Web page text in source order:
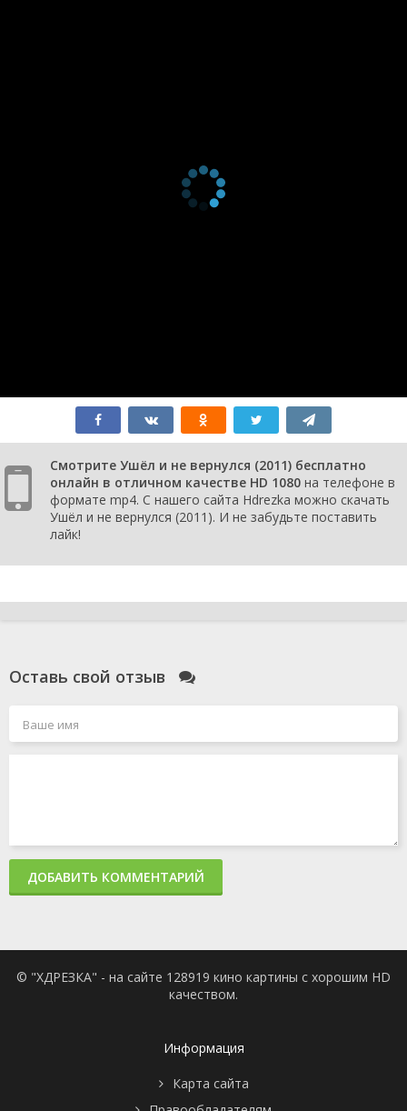
Смотрите Ушёл и не вернулся (2011) бесплатно
онлайн в отличном качестве HD 1080 на телефоне в
формате mp4. С нашего сайта Hdrezka можно скачать
Ушёл и не вернулся (2011). И не забудьте поставить
лайк!
Оставь свой отзыв
ДОБАВИТЬ КОММЕНТАРИЙ
© "ХДРЕЗКА" - на сайте 128919 кино картины с хорошим HD
качеством.
Информация
Карта сайта